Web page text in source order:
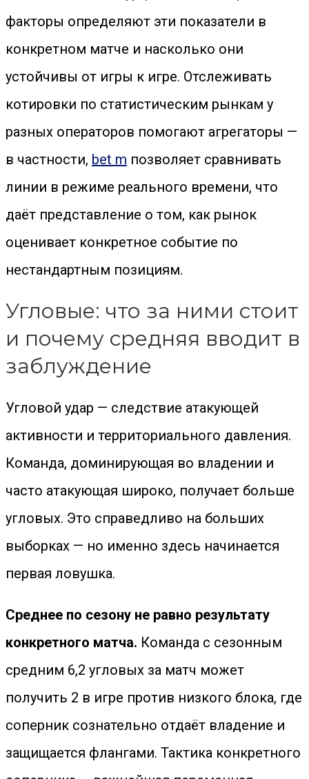
факторы определяют эти показатели в
конкретном матче и насколько они
устойчивы от игры к игре. Отслеживать
котировки по статистическим рынкам у
разных операторов помогают агрегаторы —
в частности, bet m позволяет сравнивать
линии в режиме реального времени, что
даёт представление о том, как рынок
оценивает конкретное событие по
нестандартным позициям.
Угловые: что за ними стоит
и почему средняя вводит в
заблуждение
Угловой удар — следствие атакующей
активности и территориального давления.
Команда, доминирующая во владении и
часто атакующая широко, получает больше
угловых. Это справедливо на больших
выборках — но именно здесь начинается
первая ловушка.
Среднее по сезону не равно результату
конкретного матча. Команда с сезонным
средним 6,2 угловых за матч может
получить 2 в игре против низкого блока, где
соперник сознательно отдаёт владение и
защищается флангами. Тактика конкретного